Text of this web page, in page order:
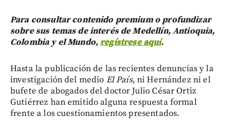
Para consultar contenido premium o profundizar
sobre sus temas de interés de Medellín, Antioquia,
Colombia y el Mundo,regístrese aquí.
Hasta la publicación de las recientes denuncias y la
investigación del medio El País, ni Hernández ni el
bufete de abogados del doctor Julio César Ortiz
Gutiérrez han emitido alguna respuesta formal
frente a los cuestionamientos presentados.